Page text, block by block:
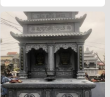
0
out
of